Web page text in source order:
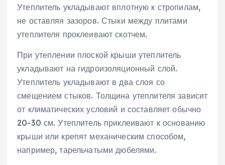
Утеплитель укладывают вплотную к стропилам,
не оставляя зазоров. Стыки между плитами
утеплителя проклеивают скотчем.
При утеплении плоской крыши утеплитель
укладывают на гидроизоляционный слой.
Утеплитель укладывают в два слоя со
смещением стыков. Толщина утеплителя зависит
от климатических условий и составляет обычно
20-30 см. Утеплитель приклеивают к основанию
крыши или крепят механическим способом,
например, тарельчатыми дюбелями.